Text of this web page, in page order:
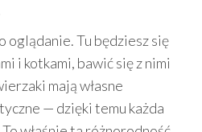
oglądanie. Tu będziesz się
i kotkami, bawić się z nimi
mają własne
— dzięki temu każda